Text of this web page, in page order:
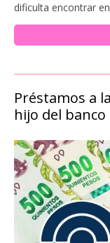
dificulta encontrar
Préstamos a
hijo del banco